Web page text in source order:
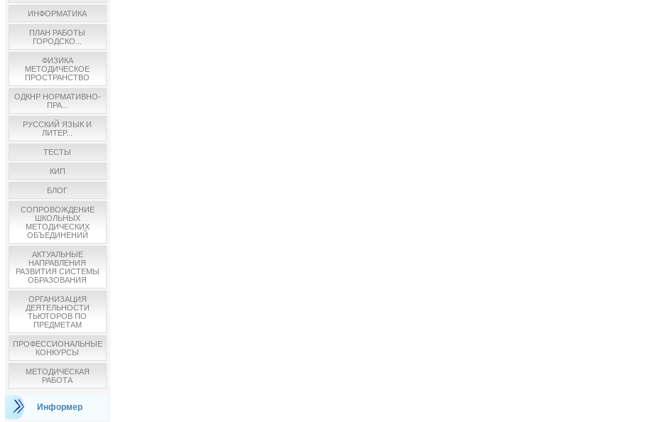
ИНФОРМАТИКА
ПЛАН РАБОТЫ
ГОРОДСКО...
ФИЗИКА
МЕТОДИЧЕСКОЕ
ПРОСТРАНСТВО
ОДКНР НОРМАТИВНО-
ПРА...
РУССКИЙ ЯЗЫК И
ЛИТЕР...
ТЕСТЫ
КИП
БЛОГ
СОПРОВОЖДЕНИЕ
ШКОЛЬНЫХ
МЕТОДИЧЕСКИХ
ОБЪЕДИНЕНИЙ
АКТУАЛЬНЫЕ
НАПРАВЛЕНИЯ
РАЗВИТИЯ СИСТЕМЫ
ОБРАЗОВАНИЯ
ОРГАНИЗАЦИЯ
ДЕЯТЕЛЬНОСТИ
ТЬЮТОРОВ ПО
ПРЕДМЕТАМ
ПРОФЕССИОНАЛЬНЫЕ
КОНКУРСЫ
МЕТОДИЧЕСКАЯ
РАБОТА
Информер